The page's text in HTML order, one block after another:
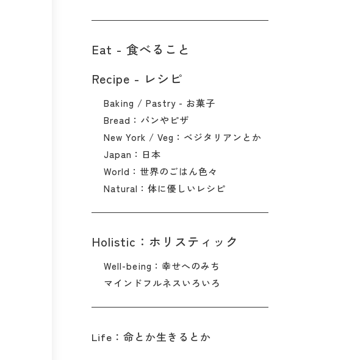
Eat - 食べること​
Recipe - レシピ
Baking / Pastry - お菓子
Bread：パンやピザ
New York / Veg：ベジタリアンとか
Japan：日本
World：世界のごはん色々
Natural：体に優しいレシピ
Holistic：ホリスティック
Well-being：幸せへのみち
マインドフルネスいろいろ
Life：命とか生きるとか